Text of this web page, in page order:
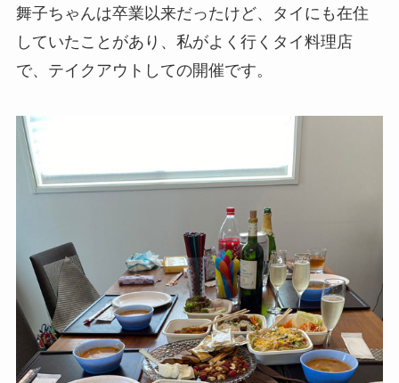
舞子ちゃんは卒業以来だったけど、タイにも在住
していたことがあり、私がよく行くタイ料理店
で、テイクアウトしての開催です。